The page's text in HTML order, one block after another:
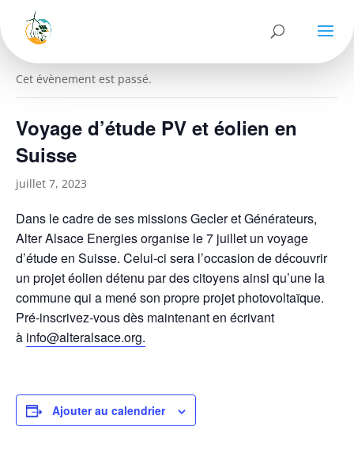
« Tous les Évènements
Cet évènement est passé.
Voyage d’étude PV et éolien en
Suisse
juillet 7, 2023
Dans le cadre de ses missions Gecler et Générateurs,
Alter Alsace Energies organise le 7 juillet un voyage
d’étude en Suisse. Celui-ci sera l’occasion de découvrir
un projet éolien détenu par des citoyens ainsi qu’une la
commune qui a mené son propre projet photovoltaïque.
Pré-inscrivez-vous dès maintenant en écrivant
à info@alteralsace.org.
Ajouter au calendrier